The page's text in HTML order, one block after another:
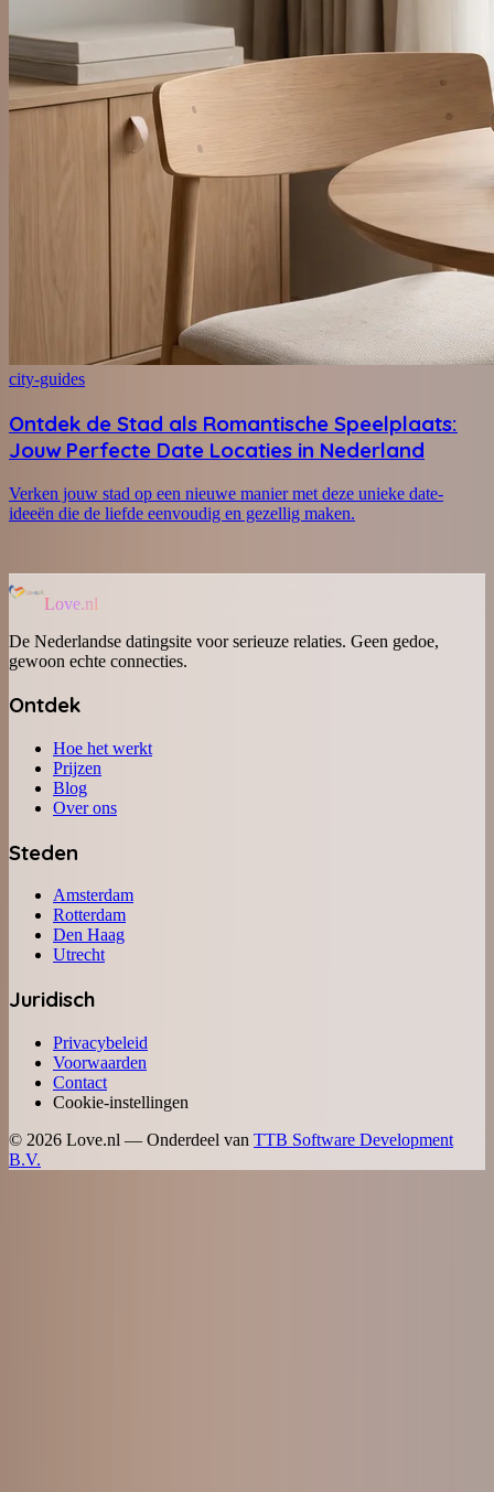
city-guides
Ontdek de Stad als Romantische Speelplaats:
Jouw Perfecte Date Locaties in Nederland
Verken jouw stad op een nieuwe manier met deze unieke date-
ideeën die de liefde eenvoudig en gezellig maken.
Love.nl
De Nederlandse datingsite voor serieuze relaties. Geen gedoe,
gewoon echte connecties.
Ontdek
Hoe het werkt
Prijzen
Blog
Over ons
Steden
Amsterdam
Rotterdam
Den Haag
Utrecht
Juridisch
Privacybeleid
Voorwaarden
Contact
Cookie-instellingen
© 2026 Love.nl — Onderdeel van TTB Software Development
B.V.